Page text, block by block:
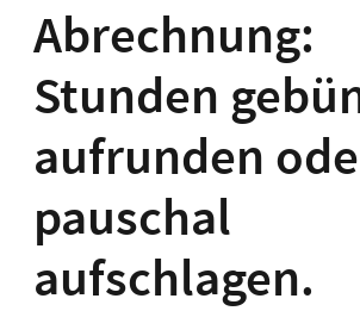
Abrechnung:
Stunden
aufrunden
pauschal
aufschlagen.